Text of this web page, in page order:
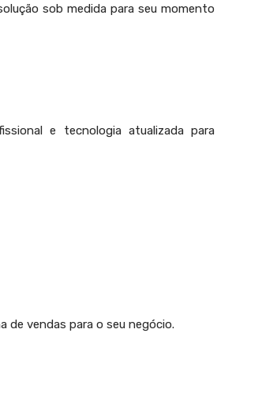
sob medida para seu momento
e tecnologia atualizada para
de vendas para o seu negócio.